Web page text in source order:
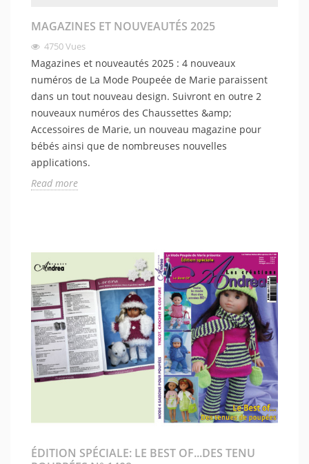
MAGAZINES ET NOUVEAUTÉS 2025
4750Vues
Magazines et nouveautés 2025 : 4 nouveaux
numéros de La Mode Poupeée de Marie paraissent
dans un tout nouveau design. Suivront en outre 2
nouveaux numéros des Chaussettes &amp;
Accessoires de Marie, un nouveau magazine pour
bébés ainsi que de nombreuses nouvelles
applications.
Read more
ÉDITION SPÉCIALE: LE BEST OF...DES TENU